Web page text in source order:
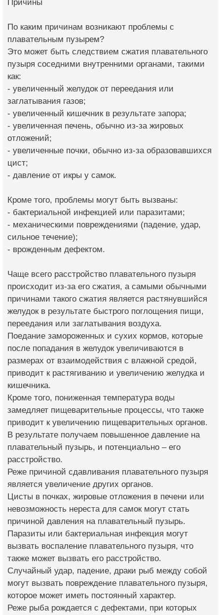
Причины
По каким причинам возникают проблемы с
плавательным пузырем?
Это может быть следствием сжатия плавательного
пузыря соседними внутренними органами, такими
как:
- увеличенный желудок от переедания или
заглатывания газов;
- увеличенный кишечник в результате запора;
- увеличенная печень, обычно из-за жировых
отложений;
- увеличенные почки, обычно из-за образовавшихся
цист;
- давление от икры у самок.
Кроме того, проблемы могут быть вызваны:
- бактериальной инфекцией или паразитами;
- механическими повреждениями (падение, удар,
сильное течение);
- врожденным дефектом.
Чаще всего расстройство плавательного пузыря
происходит из-за его сжатия, а самыми обычными
причинами такого сжатия является растянувшийся
желудок в результате быстрого поглощения пищи,
переедания или заглатывания воздуха.
Поедание замороженных и сухих кормов, которые
после попадания в желудок увеличиваются в
размерах от взаимодействия с влажной средой,
приводит к растягиванию и увеличению желудка и
кишечника.
Кроме того, пониженная температура воды
замедляет пищеварительные процессы, что также
приводит к увеличению пищеварительных органов.
В результате получаем повышенное давление на
плавательный пузырь, и потенциально – его
расстройство.
Реже причиной сдавливания плавательного пузыря
является увеличение других органов.
Цисты в почках, жировые отложения в печени или
невозможность нереста для самок могут стать
причиной давления на плавательный пузырь.
Паразиты или бактериальная инфекция могут
вызвать воспаление плавательного пузыря, что
также может вызвать его расстройство.
Случайный удар, падение, драки рыб между собой
могут вызвать повреждение плавательного пузыря,
которое может иметь постоянный характер.
Реже рыба рождается с дефектами, при которых